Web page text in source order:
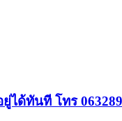
ได้ทันที โทร